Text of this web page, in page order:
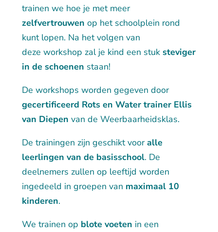
trainen we hoe je met meer
zelfvertrouwen op het schoolplein rond
kunt lopen. Na het volgen van
deze workshop zal je kind een stuk steviger
in de schoenen staan!
De workshops worden gegeven door
gecertificeerd Rots en Water trainer Ellis
van Diepen van de Weerbaarheidsklas.
De trainingen zijn geschikt vooralle
leerlingen van de basisschool. De
deelnemers zullen op leeftijd worden
ingedeeld in groepen van maximaal 10
kinderen.
We trainen op blote voeten in een